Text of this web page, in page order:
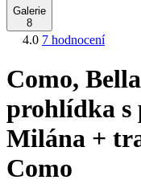
Galerie
8
4.0 7 hodnocení
Como,
prohlídka s
Milána +
Como